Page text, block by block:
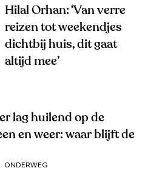
Hilal Orhan: ‘Van verre
reizen tot weekendjes
dichtbij huis, dit gaat
altijd mee’
lag huilend op de
en weer: waar blijft de
ONDERWEG